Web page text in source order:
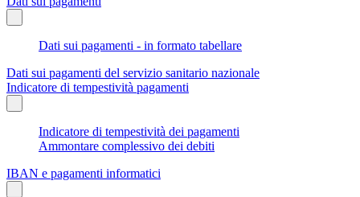
Dati sui pagamenti - in formato tabellare
Dati sui pagamenti del servizio sanitario nazionale
Indicatore di tempestività pagamenti
Indicatore di tempestività dei pagamenti
Ammontare complessivo dei debiti
IBAN e pagamenti informatici